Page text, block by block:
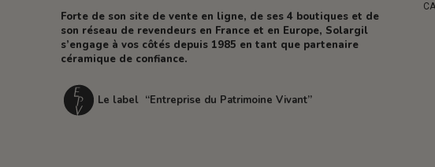
Forte de son site de vente en ligne, de ses 4 boutiques et de
son réseau de revendeurs en France et en Europe, Solargil
s’engage à vos côtés depuis 1985 en tant que partenaire
céramique de confiance.
Le label “Entreprise du Patrimoine Vivant”